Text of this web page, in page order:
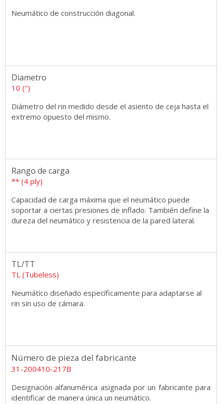
Neumático de construcción diagonal.
Diametro
10 (")
Diámetro del rin medido desde el asiento de ceja hasta el
extremo opuesto del mismo.
Rango de carga
** (4 ply)
Capacidad de carga máxima que el neumático puede
soportar a ciertas presiones de inflado. También define la
dureza del neumático y resistencia de la pared lateral.
TL/TT
TL (Tubeless)
Neumático diseñado específicamente para adaptarse al
rin sin uso de cámara.
Número de pieza del fabricante
31-200410-217B
Designación alfanumérica asignada por un fabricante para
identificar de manera única un neumático.